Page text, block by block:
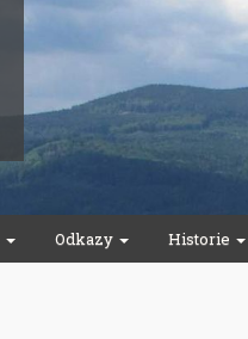
Odkazy Historie